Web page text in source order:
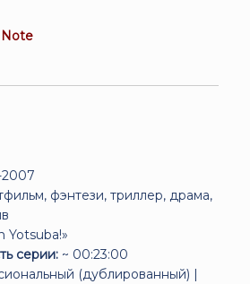
фэнтези, триллер, драма,
Yotsuba!»
серии: ~ 00:23:00
(дублированный) |